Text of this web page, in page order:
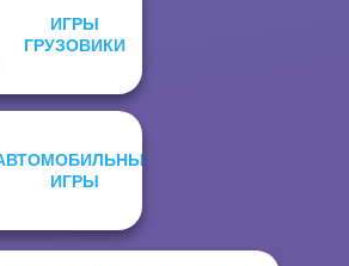
ИГРЫ
ГРУЗОВИКИ
ИГРЫ